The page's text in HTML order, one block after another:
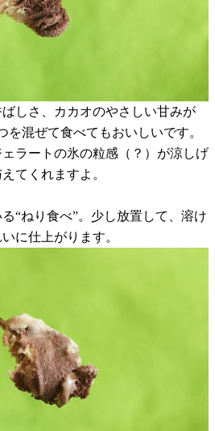
しさ、カカオのやさしい甘みが
混ぜて食べてもおいしいです。
ラートの氷の粒感（？）が涼しげ
てくれますよ。
“ねり食べ”。少し放置して、溶け
に仕上がります。